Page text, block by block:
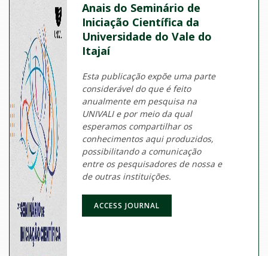
Anais do Seminário de
Iniciação Científica da
Universidade do Vale do
Itajaí
Esta publicação expõe uma parte
considerável do que é feito
anualmente em pesquisa na
UNIVALI e por meio da qual
esperamos compartilhar os
conhecimentos aqui produzidos,
possibilitando a comunicação
entre os pesquisadores de nossa e
de outras instituições.
ACCESS JOURNAL